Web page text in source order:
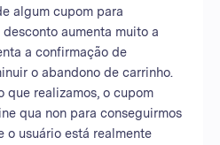
algum cupom para
aumenta muito a
a confirmação de
o abandono de carrinho.
que realizamos, o cupom
qua non para conseguirmos
o usuário está realmente